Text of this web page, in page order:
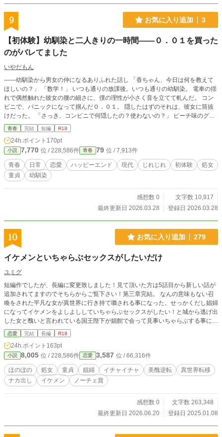
9 お気に入り追加 3
【初体験】幼馴染と二人きりの一時間――０．０１を買った
のがバレてました
いやだもん
――幼馴染から男女の仲になるありふれた話し 「香ちゃん、今日は何を教えて
ほしいの？」 「数学！」 いつも通りの放課後。いつも通りの幼馴染。 電車の揺
れで偶然触れた彼女の腰の細さに、僕の理性が小さく音を立てて軋んだ。 コン
ビニで、パニックになって掴んだ０．０１。 隠したはずのそれは、彼女に筒抜
けだった。 「さっき、コンビニで何隠したの？使わないの？」 ピーチ味のグミ
の香りが、僕たちの境界線を溶かしていく。
青春 完結 短編 R18
24h.ポイント 170pt
小説 7,770 位 / 228,586件 青春 79 位 / 7,913件
青春 日常 恋愛 ハッピーエンド 現代 じれじれ 初体験
処女
童貞
幼馴染
感想数 0
文字数 10,917
最終更新日 2026.03.28
登録日 2026.03.28
10 お気に入り追加 279
イケメンといちゃらぶセックスがしたいだけ
ユミグ
短編作でしたが、長編に変更致しました！見て頂いた方は5話目から新しい話が
追加されてますのでそちらからご覧下さい！第三章完結。 なんの意味もない召
喚をされた平凡な女が異世界に行き持て囃される事になった。せっかくだし娼婦
になってイケメンをよしよししていちゃらぶセックスがしたい！と城から逃げ出
した女と醜いと言われている国王陛下が娼館で会って見事いちゃらぶする事に成
功した。そんなオチなしストーリーです。美醜逆転
恋愛 完結 長編 R18
24h.ポイント 163pt
小説 8,005 位 / 228,586件 恋愛 3,587 位 / 66,316件
ほのぼの 処女 童貞 娼婦 イチャイチャ 美醜逆転
異世界転移
ナカ出し
イケメン ノーチェ賞
感想数 0
文字数 263,348
最終更新日 2026.06.20
登録日 2025.01.08